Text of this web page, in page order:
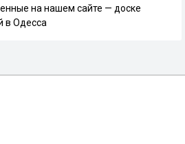
на нашем сайте — доске
в Одесса